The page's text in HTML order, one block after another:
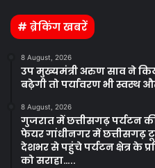
# ब्रेकिंग खबरें
8 August, 2026
उप मुख्यमंत्री अरुण साव ने
बढ़ेगी तो पर्यावरण भी स्वस्थ
8 August, 2026
गुजरात में छत्तीसगढ़ पर्यटन
फेयर गांधीनगर में छत्तीसगढ़
देशभर से पहुंचे पर्यटन क्षेत्र के
को सराहा…..